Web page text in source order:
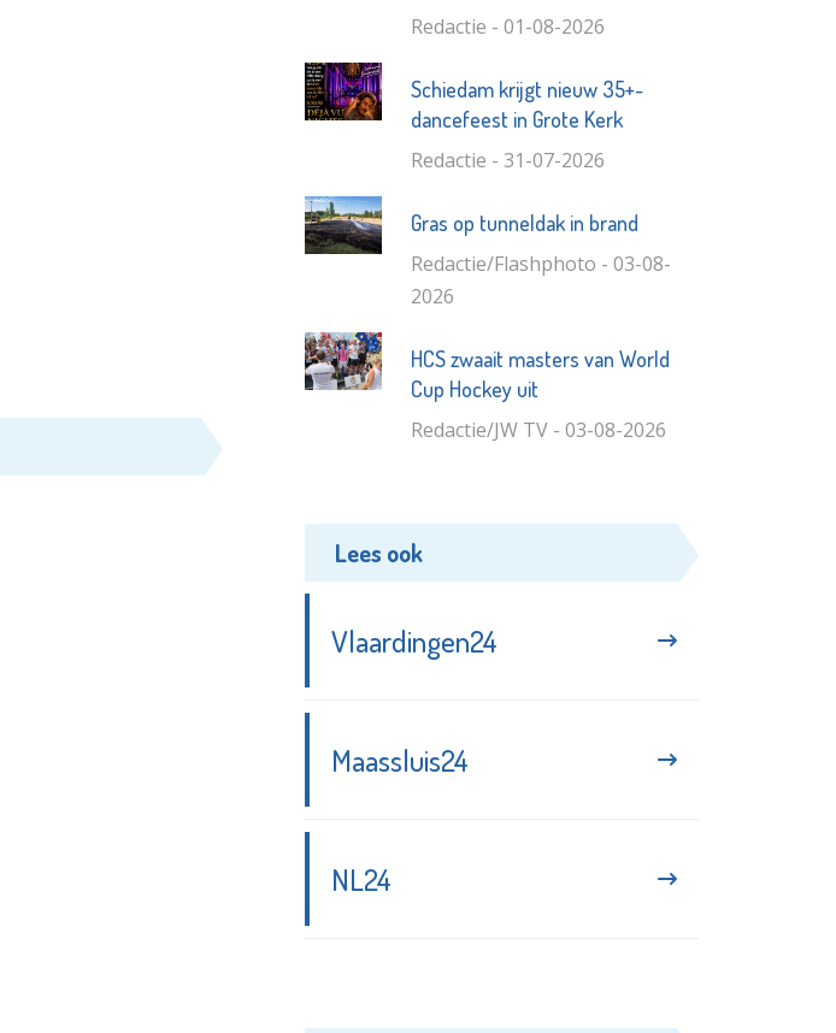
Redactie - 01-08-2026
Schiedam krijgt nieuw 35+-
dancefeest in Grote Kerk
Redactie - 31-07-2026
Gras op tunneldak in brand
Redactie/Flashphoto - 03-08-
2026
HCS zwaait masters van World
Cup Hockey uit
Redactie/JW TV - 03-08-2026
Lees ook
Vlaardingen24
Maassluis24
NL24